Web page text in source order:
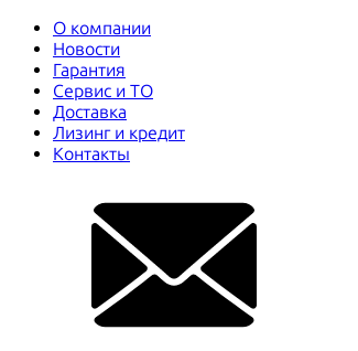
О компании
Новости
Гарантия
Сервис и ТО
Доставка
Лизинг и кредит
Контакты